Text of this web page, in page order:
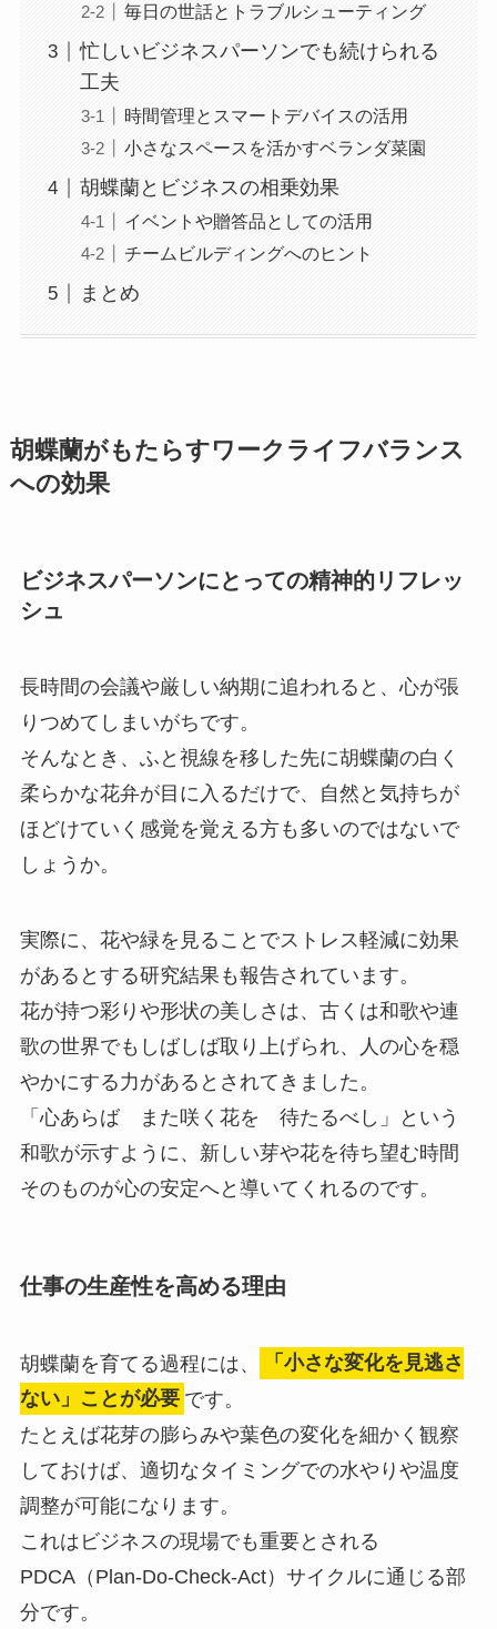
毎日の世話とトラブルシューティング
忙しいビジネスパーソンでも続けられる
工夫
時間管理とスマートデバイスの活用
小さなスペースを活かすベランダ菜園
胡蝶蘭とビジネスの相乗効果
イベントや贈答品としての活用
チームビルディングへのヒント
まとめ
胡蝶蘭がもたらすワークライフバランス
への効果
ビジネスパーソンにとっての精神的リフレッ
シュ
長時間の会議や厳しい納期に追われると、心が張
りつめてしまいがちです。
そんなとき、ふと視線を移した先に胡蝶蘭の白く
柔らかな花弁が目に入るだけで、自然と気持ちが
ほどけていく感覚を覚える方も多いのではないで
しょうか。
実際に、花や緑を見ることでストレス軽減に効果
があるとする研究結果も報告されています。
花が持つ彩りや形状の美しさは、古くは和歌や連
歌の世界でもしばしば取り上げられ、人の心を穏
やかにする力があるとされてきました。
「心あらば また咲く花を 待たるべし」という
和歌が示すように、新しい芽や花を待ち望む時間
そのものが心の安定へと導いてくれるのです。
仕事の生産性を高める理由
胡蝶蘭を育てる過程には、
「小さな変化を見逃さ
ない」ことが必要 です。
たとえば花芽の膨らみや葉色の変化を細かく観察
しておけば、適切なタイミングでの水やりや温度
調整が可能になります。
これはビジネスの現場でも重要とされる
PDCA（Plan-Do-Check-Act）サイクルに通じる部
分です。